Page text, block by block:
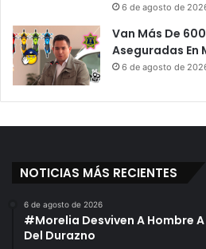
6 de agosto de
Van Más De
Aseguradas En
6 de agosto de
NOTICIAS MÁS RECIENTES
6 de agosto de 2026
#Morelia Desviven A Hombre
Del Durazno